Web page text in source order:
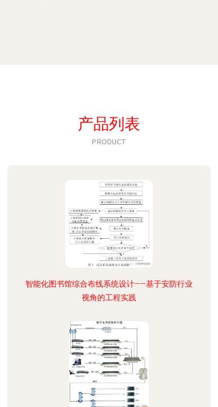
产品列表
PRODUCT
智能化图书馆综合布线系统设计——基于安防行业
视角的工程实践